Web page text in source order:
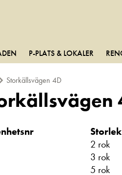
P-PLATS & LOKALER
Storkällsvägen 4D
Storlek
2 rok
3 rok
5 rok